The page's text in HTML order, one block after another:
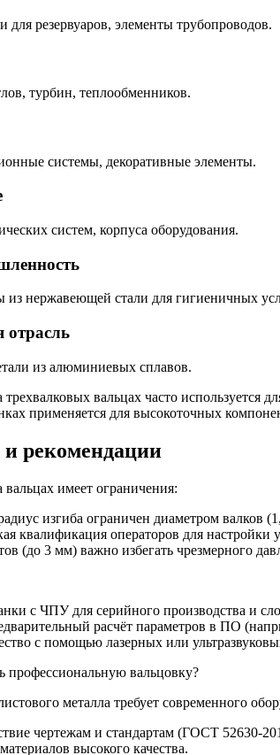
для резервуаров, элементы трубопроводов.
турбин, теплообменников.
системы, декоративные элементы.
систем, корпуса оборудования.
из нержавеющей стали для гигиеничных
отрасль
из алюминиевых сплавов.
вальцах часто используется
применяется для высокоточных
рекомендации
имеет ограничения:
изгиба ограничен диаметром валков
квалификация операторов для настройки
(до 3 мм) важно избегать чрезмерного
с ЧПУ для серийного производства и
расчёт параметров в ПО
с помощью лазерных или
профессиональную вальцовку?
металла требует современного
чертежам и стандартам (ГОСТ 52630-
высокого качества.